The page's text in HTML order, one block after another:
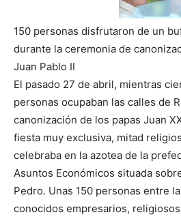
150 personas disfrutaron de un
durante la ceremonia de
Juan Pablo II
El pasado 27 de abril, mientras
personas ocupaban las calles de
canonización de los papas Juan
fiesta muy exclusiva, mitad
celebraba en la azotea de la
Asuntos Económicos situada
Pedro. Unas 150 personas entre
conocidos empresarios,